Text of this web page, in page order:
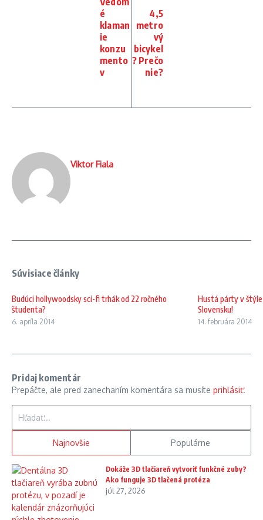
é
klaman
ie
konzu
mento
v
4,5
metro
vý
bicykel
? Prečo
nie?
Viktor Fiala
Súvisiace články
Budúci hollywoodsky sci-fi trhák od 22 ročného
študenta?
6. apríla 2014
Hustá párty v
Slovensku!
14. februára 2014
Pridaj komentár
Prepáčte, ale pred zanechaním komentára sa musíte prihlásiť.
Najnovšie Populárne
Dokáže 3D tlačiareň vytvoriť funkčné zuby?
Ako funguje 3D tlačená protéza
júl 27, 2026